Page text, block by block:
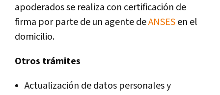
apoderados se realiza con certificación de
firma por parte de un agente deANSESen el
domicilio.
Otros trámites
Actualización de datos personales y